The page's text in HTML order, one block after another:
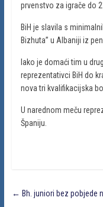
prvenstvo za igrače do
BiH je slavila s
Bizhuta” u Albaniji iz
Iako je domaći tim u
reprezentativci BiH do
nova tri kvalifikacijska
U narednom meču
Španiju.
← Bh. juniori bez pobjede